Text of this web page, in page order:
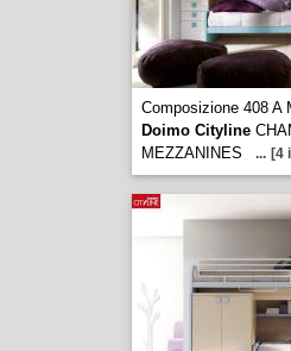
Composizione 408 A
Doimo Cityline
MEZZANINES
... [4